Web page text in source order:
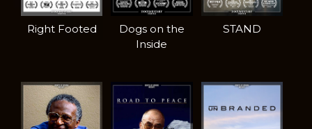
Right Footed
Dogs on the
Inside
STAND